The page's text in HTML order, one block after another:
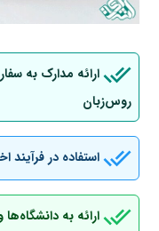
ارائه مدارک به
روس‌زبان
استفاده در فرآیند
ارائه به